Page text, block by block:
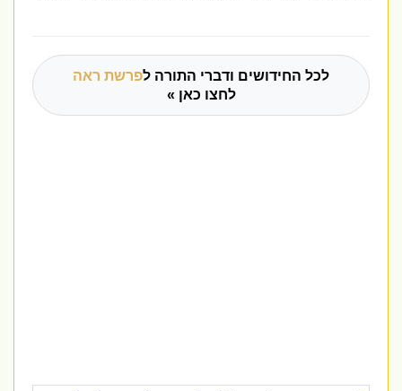
לכל החידושים ודברי התורה לפרשת ראה
לחצו כאן »